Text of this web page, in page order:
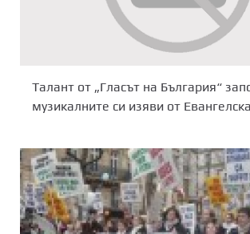
Талант от „Гласът на България“
музикалните си изяви от